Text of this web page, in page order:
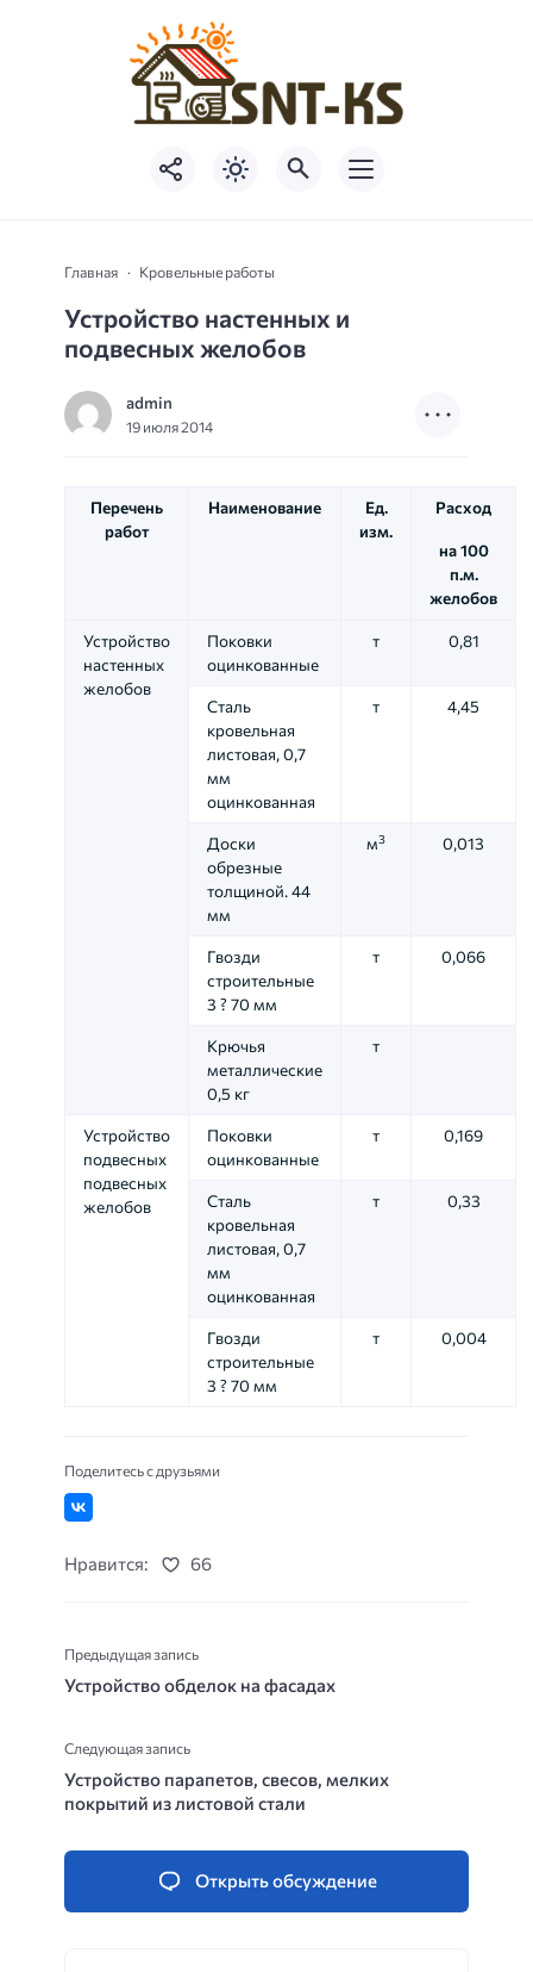
Главная Кровельные работы
Устройство настенных и
подвесных желобов
admin
19 июля 2014
Перечень
работ
Наименование
Ед.
изм.
Расход
на 100
п.м.
желобов
Устройство
настенных
желобов
Поковки
оцинкованные
т 0,81
Сталь
кровельная
листовая, 0,7
мм
оцинкованная
т 4,45
Доски
обрезные
толщиной. 44
мм
м3 0,013
Гвозди
строительные
3 ? 70 мм
т 0,066
Крючья
металлические
0,5 кг
т
Устройство
подвесных
подвесных
желобов
Поковки
оцинкованные
т 0,169
Сталь
кровельная
листовая, 0,7
мм
оцинкованная
т 0,33
Гвозди
строительные
3 ? 70 мм
т 0,004
Поделитесь с друзьями
Нравится: 66
Предыдущая запись
Устройство обделок на фасадах
Следующая запись
Устройство парапетов, свесов, мелких
покрытий из листовой стали
Открыть обсуждение